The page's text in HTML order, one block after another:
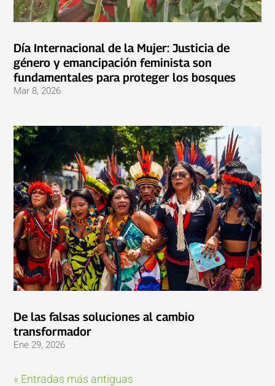
Día Internacional de la Mujer: Justicia de
género y emancipación feminista son
fundamentales para proteger los bosques
Mar 8, 2026
De las falsas soluciones al cambio
transformador
Ene 29, 2026
« Entradas más antiguas